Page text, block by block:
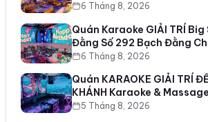
6 Tháng 8, 2026
Quán Karaoke GIẢI TRÍ Big
Đằng Số 292 Bạch Đằng
6 Tháng 8, 2026
Quán KARAOKE GIẢI TRÍ
KHÁNH Karaoke &
5 Tháng 8, 2026